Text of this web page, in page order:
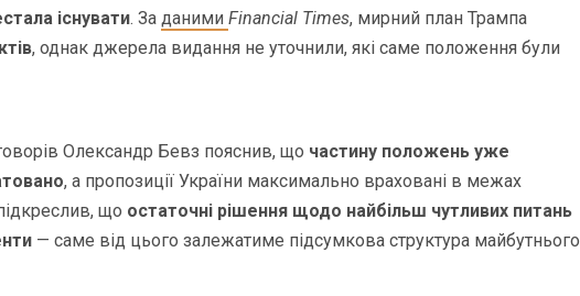
існувати. За даними Financial Times, мирний план Трампа
, однак джерела видання не уточнили, які саме положення були
Олександр Бевз пояснив, що частину положень уже
, а пропозиції України максимально враховані в межах
що остаточні рішення щодо найбільш чутливих питань
— саме від цього залежатиме підсумкова структура майбутнього